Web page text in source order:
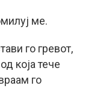
ме.
го гревот,
која тече
го